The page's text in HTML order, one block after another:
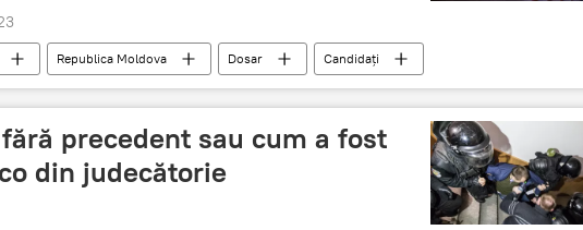
Republica Moldova Dosar
Candidaţi
Stagiu
precedent sau cum a fost
din judecătorie